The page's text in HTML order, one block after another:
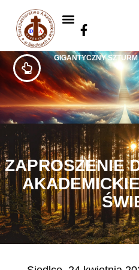
GIGANTYCZNY
ZAPROSZENIE